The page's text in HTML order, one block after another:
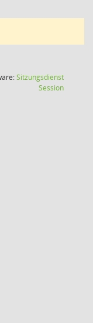
Sitzungsdienst
Session(Wird in